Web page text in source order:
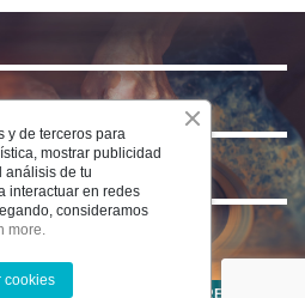
S.L . TODOS LOS DERECHOS
y de terceros para
mostrar publicidad
análisis de tu
interactuar en redes
consideramos
more.
cookies